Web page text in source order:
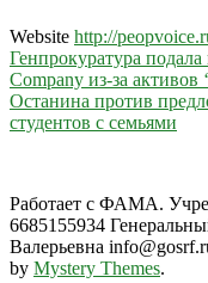
Website http://
Навигация
по
записям
Генпрокуратура
Company из-за активов
Останина против
студентов с семьями
Работает с ФАМА.
6685155934
Валерьевна
by Mystery Themes.